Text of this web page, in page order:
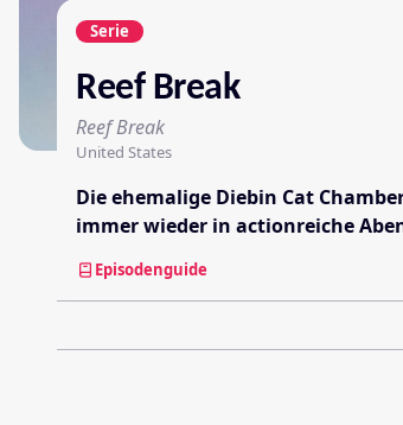
Serie
Reef Break
Reef Break
United States
Die ehemalige Diebin Cat
immer wieder in actionreiche
Episodenguide